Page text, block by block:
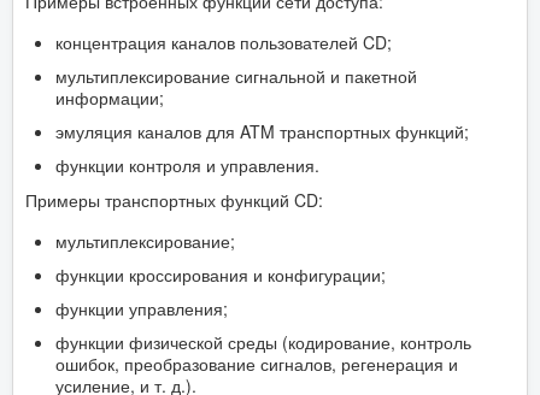
концентрация каналов пользователей CD;
мультиплексирование сигнальной и пакетной
информации;
эмуляция каналов для ATM транспортных функций;
функции контроля и управления.
Примеры транспортных функций CD:
мультиплексирование;
функции кроссирования и конфигурации;
функции управления;
функции физической среды (кодирование, контроль
ошибок, преобразование сигналов, регенерация и
усиление, и т. д.).